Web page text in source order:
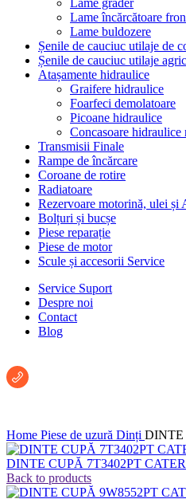
Lame grader
Lame încărcătoare
Lame buldozere
Șenile de cauciuc utilaje de
Șenile de cauciuc utilaje
Atașamente hidraulice
Graifere hidraulice
Foarfeci demolatoare
Picoane hidraulice
Concasoare hidraulice
Transmisii Finale
Rampe de încărcare
Coroane de rotire
Radiatoare
Rezervoare motorină, ulei și
Bolțuri și bucșe
Piese reparație
Piese de motor
Scule și accesorii Service
Service Suport
Despre noi
Contact
Blog
Home Piese de uzură Dinți DINTE
DINTE CUPĂ 7T3402PT
Back to products